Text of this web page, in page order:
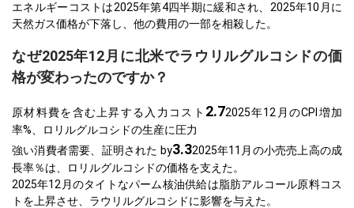
エネルギーコストは2025年第4四半期に緩和され、2025年10月に
天然ガス価格が下落し、他の費用の一部を相殺した。
なぜ2025年12月に北米でラウリルグルコシドの価
格が変わったのですか？
原材料費を含む上昇する入力コスト 2.72025年12月のCPI増加
率%、ロリルグルコシドの生産に圧力
強い消費者需要、証明された by3.32025年11月の小売売上高の成
長率％は、ロリルグルコシドの価格を支えた。
2025年12月のタイトなパーム核油供給は脂肪アルコール原料コス
トを上昇させ、ラウリルグルコシドに影響を与えた。